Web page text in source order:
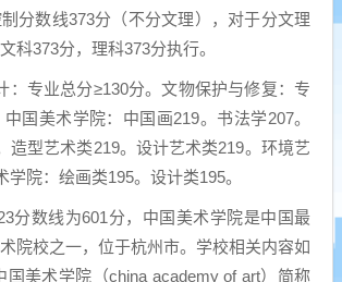
分数线373分（不分文理），对于分文理
科373分，理科373分执行。
：专业总分≥130分。文物保护与修复：专
国美术学院：中国画219。书法学207。
造型艺术类219。设计艺术类219。环境艺
学院：绘画类195。设计类195。
分数线为601分，中国美术学院是中国最
院校之一，位于杭州市。学校相关内容如
国美术学院（china academy of art）简称